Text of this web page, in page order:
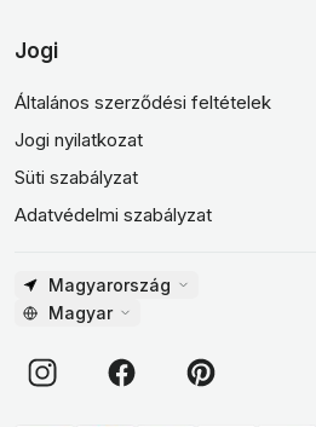
Jogi
Általános szerződési feltételek
Jogi nyilatkozat
Süti szabályzat
Adatvédelmi szabályzat
Magyarország
Magyar